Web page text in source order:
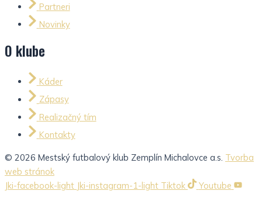
Partneri
Novinky
O klube
Káder
Zápasy
Realizačný tím
Kontakty
© 2026 Mestský futbalový klub Zemplín Michalovce a.s. Tvorba
web stránok
Jki-facebook-light Jki-instagram-1-light Tiktok Youtube